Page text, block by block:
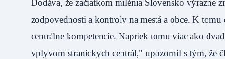
Dodáva, že začiatkom milénia Slovensko výrazne
zodpovednosti a kontroly na mestá a obce. K
centrálne kompetencie. Napriek tomu viac ako
vplyvom straníckych centrál," upozornil s tým, že